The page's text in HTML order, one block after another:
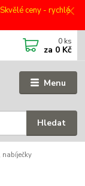
ceny - rychlé
Menu
Hledat
0 ks
za 0 Kč
nabíječky